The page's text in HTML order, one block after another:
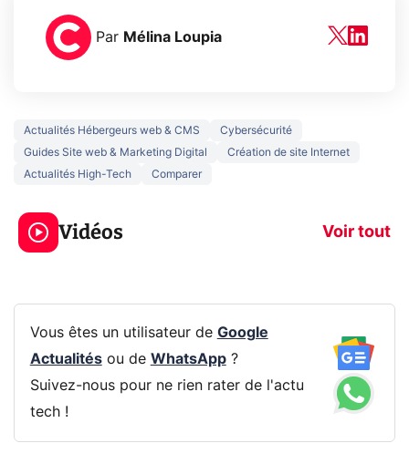
Par Mélina Loupia
Actualités Hébergeurs web & CMS
Cybersécurité
Guides Site web & Marketing Digital
Création de site Internet
Actualités High-Tech
Comparer
Vidéos Voir tout
Ce que vous ne
savez sur la
navigation privée !
Pixel 11 Pro
Vous êtes un utilisateur de Google
Actualitésou de WhatsApp?
Suivez-nous pour ne rien rater de l'actu
tech !